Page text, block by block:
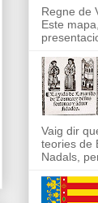
Regne de
Este
Vaig dir
teories de
Nadals,